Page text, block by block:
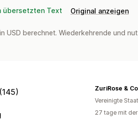
übersetzten Text Original anzeigen
USD berechnet. Wiederkehrende und
(145)
ZuriRose &
Vereinigte
27 tage mit